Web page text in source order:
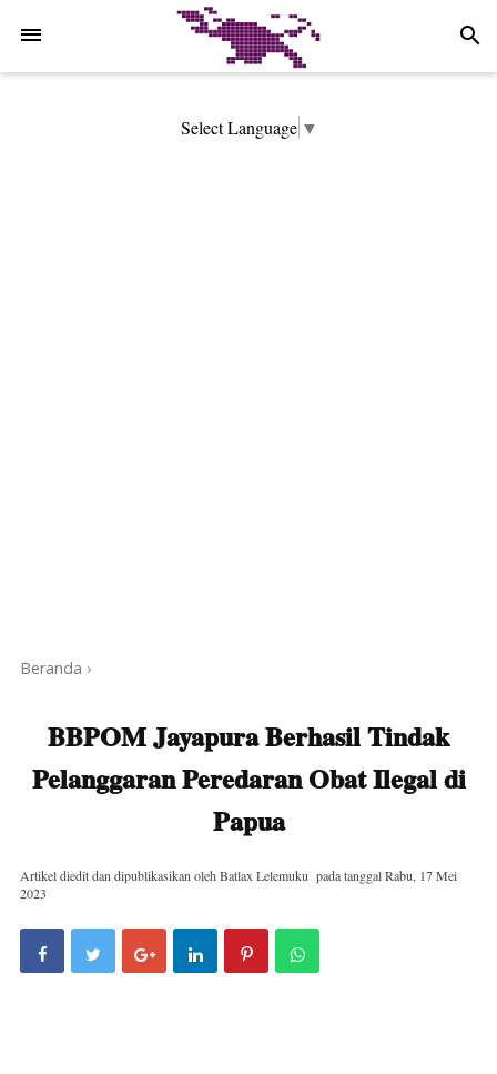
search
Select Language ▼
Beranda ›
BBPOM Jayapura Berhasil Tindak
Pelanggaran Peredaran Obat Ilegal di
Papua
Artikel diedit dan dipublikasikan oleh Batlax Lelemuku pada tanggalRabu, 17 Mei
2023